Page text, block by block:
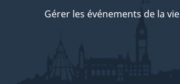
Gérer les événements de la vie